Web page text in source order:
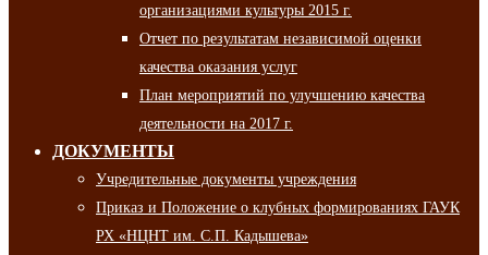
организациями культуры 2015 г.
Отчет по результатам независимой оценки
качества оказания услуг
План мероприятий по улучшению качества
деятельности на 2017 г.
ДОКУМЕНТЫ
Учредительные документы учреждения
Приказ и Положение о клубных формированиях ГАУК
РХ «НЦНТ им. С.П. Кадышева»